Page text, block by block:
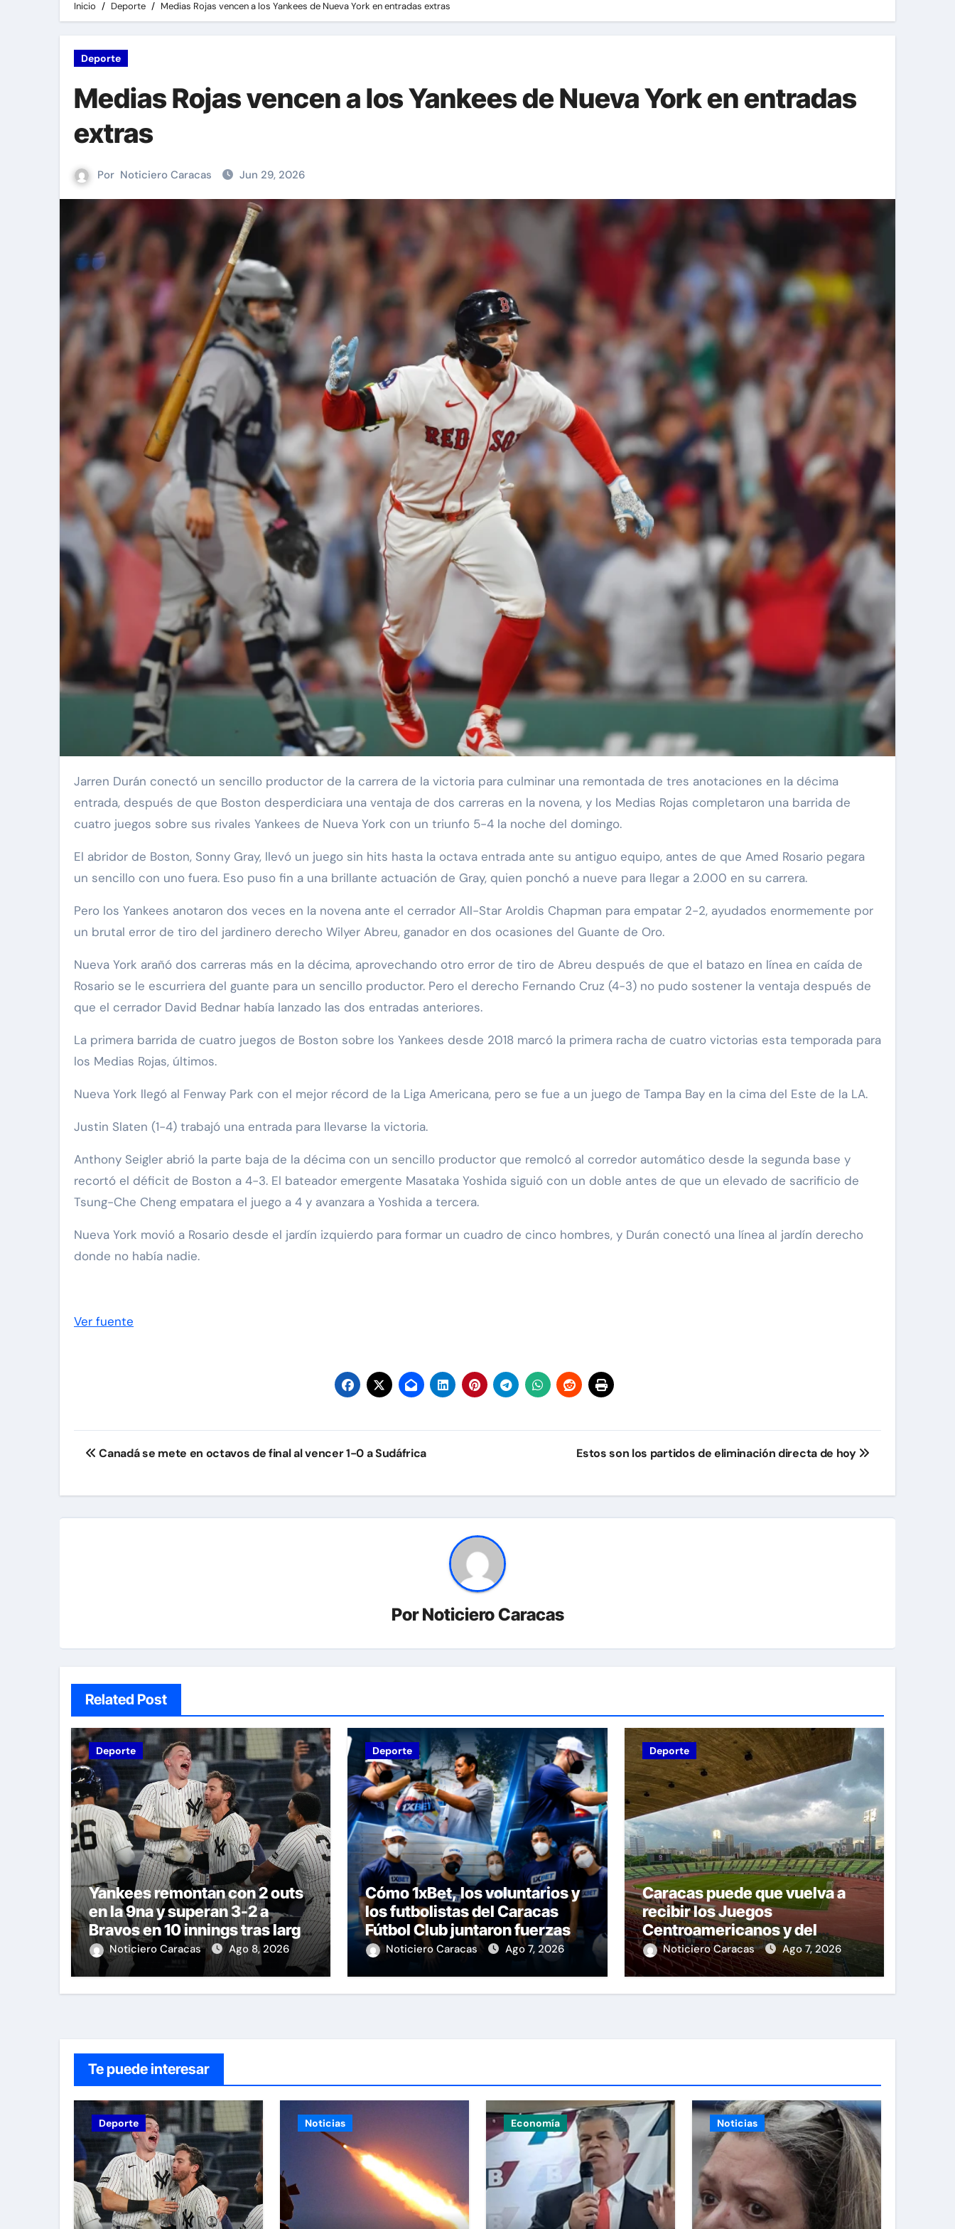
Inicio Deporte Medias Rojas vencen a los Yankees de Nueva York en entradas extras
Deporte
Medias Rojas vencen a los Yankees de Nueva York en entradas
extras
Por Noticiero Caracas Jun 29, 2026
Jarren Durán conectó un sencillo productor de la carrera de la victoria para culminar una remontada de tres anotaciones en la décima
entrada, después de que Boston desperdiciara una ventaja de dos carreras en la novena, y los Medias Rojas completaron una barrida de
cuatro juegos sobre sus rivales Yankees de Nueva York con un triunfo 5-4 la noche del domingo.
El abridor de Boston, Sonny Gray, llevó un juego sin hits hasta la octava entrada ante su antiguo equipo, antes de que Amed Rosario pegara
un sencillo con uno fuera. Eso puso fin a una brillante actuación de Gray, quien ponchó a nueve para llegar a 2.000 en su carrera.
Pero los Yankees anotaron dos veces en la novena ante el cerrador All-Star Aroldis Chapman para empatar 2-2, ayudados enormemente por
un brutal error de tiro del jardinero derecho Wilyer Abreu, ganador en dos ocasiones del Guante de Oro.
Nueva York arañó dos carreras más en la décima, aprovechando otro error de tiro de Abreu después de que el batazo en línea en caída de
Rosario se le escurriera del guante para un sencillo productor. Pero el derecho Fernando Cruz (4-3) no pudo sostener la ventaja después de
que el cerrador David Bednar había lanzado las dos entradas anteriores.
La primera barrida de cuatro juegos de Boston sobre los Yankees desde 2018 marcó la primera racha de cuatro victorias esta temporada para
los Medias Rojas, últimos.
Nueva York llegó al Fenway Park con el mejor récord de la Liga Americana, pero se fue a un juego de Tampa Bay en la cima del Este de la LA.
Justin Slaten (1-4) trabajó una entrada para llevarse la victoria.
Anthony Seigler abrió la parte baja de la décima con un sencillo productor que remolcó al corredor automático desde la segunda base y
recortó el déficit de Boston a 4-3. El bateador emergente Masataka Yoshida siguió con un doble antes de que un elevado de sacrificio de
Tsung-Che Cheng empatara el juego a 4 y avanzara a Yoshida a tercera.
Nueva York movió a Rosario desde el jardín izquierdo para formar un cuadro de cinco hombres, y Durán conectó una línea al jardín derecho
donde no había nadie.
Ver fuente
Navegación
entradas
Canadá se mete en octavos de final al vencer 1-0 a Sudáfrica Estos son los partidos de eliminación directa de hoy
PorNoticiero Caracas
Related Post
Deporte
Yankees remontan con 2 outs
en la 9na y superan 3-2 a
Bravos en 10 innings tras larga
lluviaNoticiero Caracas Ago 8, 2026
Deporte
Cómo 1xBet, los voluntarios y
los futbolistas del Caracas
Fútbol Club juntaron fuerzas
para ayudar a las familias de
Noticiero Caracas Ago 7, 2026
Deporte
Caracas puede que vuelva a
recibir los Juegos
Centroamericanos y del
Caribe tras mas de 70 años
Noticiero Caracas Ago 7, 2026
Te puede interesar
Deporte Noticias Economía Noticias